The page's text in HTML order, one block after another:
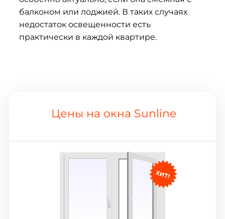
балконом или лоджией. В таких случаях
недостаток освещенности есть
практически в каждой квартире.
Цены на окна Sunline